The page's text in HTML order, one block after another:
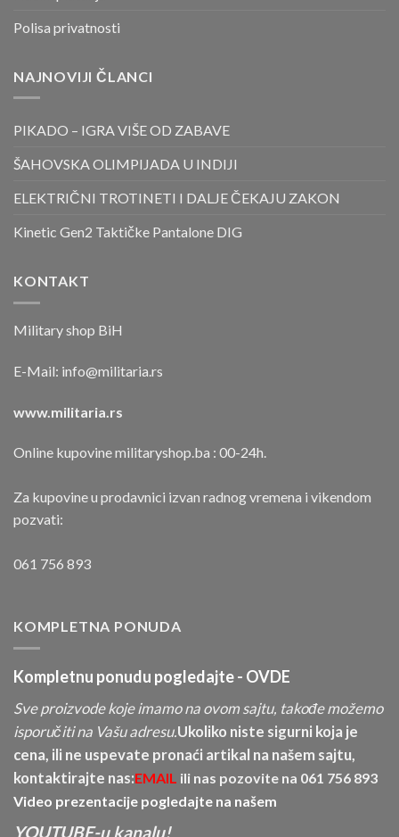
Polisa privatnosti
NAJNOVIJI ČLANCI
PIKADO – IGRA VIŠE OD ZABAVE
ŠAHOVSKA OLIMPIJADA U INDIJI
ELEKTRIČNI TROTINETI I DALJE ČEKAJU ZAKON
Kinetic Gen2 Taktičke Pantalone DIG
KONTAKT
Military shop BiH
E-Mail: info@militaria.rs
www.militaria.rs
Online kupovine militaryshop.ba : 00-24h.
Za kupovine u prodavnici izvan radnog vremena i vikendom
pozvati:
061 756 893
KOMPLETNA PONUDA
Kompletnu ponudu pogledajte - OVDE
Sve proizvode koje imamo na ovom sajtu, takođe možemo
isporučiti na Vašu adresu.Ukoliko niste sigurni koja je
cena, ili ne uspevate pronaći artikal na našem sajtu,
kontaktirajte nas:EMAIL ili nas pozovite na 061 756 893
Video prezentacije pogledajte na našem
YOUTUBE-u kanalu!